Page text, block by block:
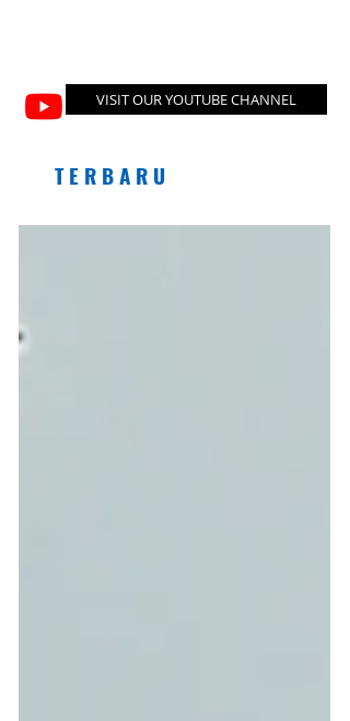
VISIT OUR YOUTUBE CHANNEL
T E R B A R U